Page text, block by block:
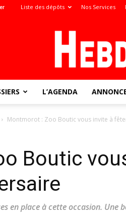
Liste des dépôts Nos Services
L’AGENDA
Montmorot : Zoo Boutic vous invite à
Boutic
en place à cette occasion. Une